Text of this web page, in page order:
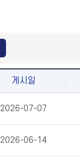
게시일
2026-07-07
2026-06-14